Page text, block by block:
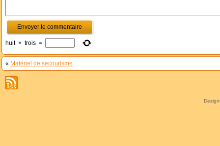
huit × trois =
« Matériel de secourisme